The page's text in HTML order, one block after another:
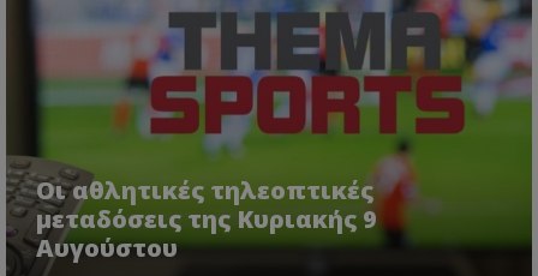
Οι αθλητικές τηλεοπτικές
μεταδόσεις της Κυριακής 9
Αυγούστου